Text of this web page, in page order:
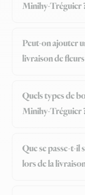
Minihy-Tréguier
Peut-on ajouter
livraison de
Quels types de
Minihy-Tréguier
Que se passe-t-il
lors de la